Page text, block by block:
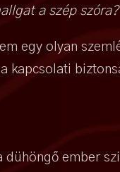
a szép
egy olyan
kapcsolati
ember